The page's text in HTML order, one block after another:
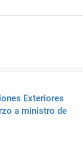
Exteriores
a ministro de